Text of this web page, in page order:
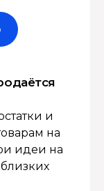
и
на
идеи на